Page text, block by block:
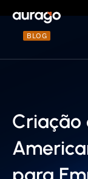
BLOG
Criação